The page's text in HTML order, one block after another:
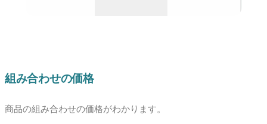
組み合わせの価格
商品の組み合わせの価格がわかります。